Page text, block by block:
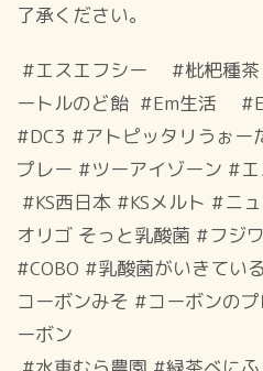
了承ください。
#エスエフシー #枇杷種茶
ートルのど飴 #Em生活
#DC3 #アトピッタリうぉー
プレー #ツーアイゾーン #
#KS西日本 #KSメルト #
オリゴ そっと乳酸菌 #フジ
#COBO #乳酸菌がいきてい
コーボンみそ #コーボンの
ーボン